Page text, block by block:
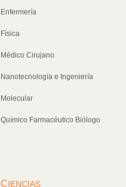
Enfermería
Física
Médico Cirujano
Nanotecnología e Ingeniería
Molecular
Químico Farmacéutico Biólogo
CIENCIAS